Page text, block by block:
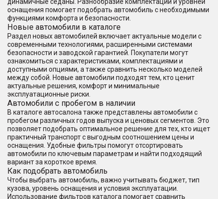
оснащения помогает подобрать автомобиль с необходимыми
функциями комфорта и безопасности.
Новые автомобили в каталоге
Раздел новых автомобилей включает актуальные модели с
современными технологиями, расширенными системами
безопасности и заводской гарантией. Покупатели могут
ознакомиться с характеристиками, комплектациями и
доступными опциями, а также сравнить несколько моделей
между собой. Новые автомобили подходят тем, кто ценит
актуальные решения, комфорт и минимальные
эксплуатационные риски.
Автомобили с пробегом в наличии
В каталоге автосалона также представлены автомобили с
пробегом различных годов выпуска и ценовых сегментов. Это
позволяет подобрать оптимальное решение для тех, кто ищет
практичный транспорт с выгодным соотношением цены и
оснащения. Удобные фильтры помогут отсортировать
автомобили по ключевым параметрам и найти подходящий
вариант за короткое время.
Как подобрать автомобиль
Чтобы выбрать автомобиль, важно учитывать бюджет, тип
кузова, уровень оснащения и условия эксплуатации.
Использование фильтров каталога помогает сравнить